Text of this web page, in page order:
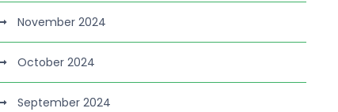
November 2024
October 2024
September 2024